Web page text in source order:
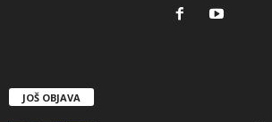
JOŠ OBJAVA